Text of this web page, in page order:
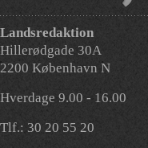
Landsredaktion
Hillerødgade 30A
2200 København N
Hverdage 9.00 - 16.00
Tlf.: 30 20 55 20